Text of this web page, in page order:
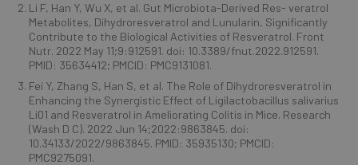
Li F, Han Y, Wu X, et al. Gut Microbiota-Derived Res- veratrol
Metabolites, Dihydroresveratrol and Lunularin, Significantly
Contribute to the Biological Activities of Resveratrol. Front
Nutr. 2022 May 11;9:912591. doi: 10.3389/fnut.2022.912591.
PMID: 35634412; PMCID: PMC9131081.
Fei Y, Zhang S, Han S, et al. The Role of Dihydroresveratrol in
Enhancing the Synergistic Effect of Ligilactobacillus salivarius
Li01 and Resveratrol in Ameliorating Colitis in Mice. Research
(Wash D C). 2022 Jun 14;2022:9863845. doi:
10.34133/2022/9863845. PMID: 35935130; PMCID:
PMC9275091.